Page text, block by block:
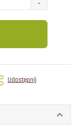
Udostępnij